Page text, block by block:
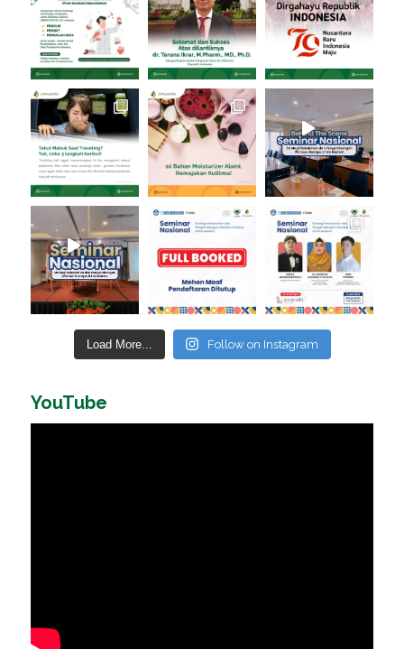
Load More... Follow on Instagram
YouTube